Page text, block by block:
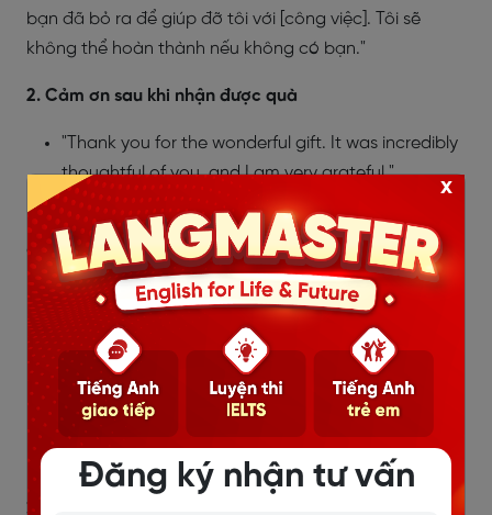
bạn đã bỏ ra để giúp đỡ tôi với [công việc]. Tôi sẽ
không thể hoàn thành nếu không có bạn."
2. Cảm ơn sau khi nhận được quà
"Thank you for the wonderful gift. It was incredibly
thoughtful of you, and I am very grateful."
--> "Cảm ơn bạn vì món quà tuyệt vời. Bạn đã rất chu
đáo và tôi rất biết ơn bạn."
"Your gift was such a pleasant surprise, and it
brought a big smile to my face. Thank you for your
kindness."
--> "Món quà của bạn là một bất ngờ thú vị và đã
mang lại nụ cười cho tôi. Cảm ơn bạn vì sự tử tế của
mình."
3. Cảm ơn sau khi tham gia sự kiện hoặc buổi họp
Đăng ký nhận tư vấn
x